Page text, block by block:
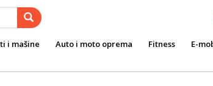
i mašine Auto i moto oprema Fitness E-